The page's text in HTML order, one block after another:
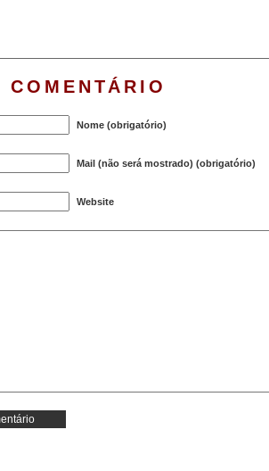
COMENTÁRIO
Nome (obrigatório)
Mail (não será mostrado) (obrigatório)
Website